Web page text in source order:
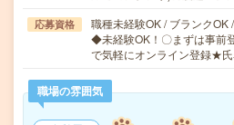
応募資格
職種未経験OK / ブランクOK
◆未経験OK！〇まずは事前
で気軽にオンライン登録★
職場の雰囲気